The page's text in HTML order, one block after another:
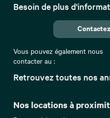
Retrouvez toutes nos
Nos locations à
Besoin de plus
Vous pouvez également nous
contacter au :